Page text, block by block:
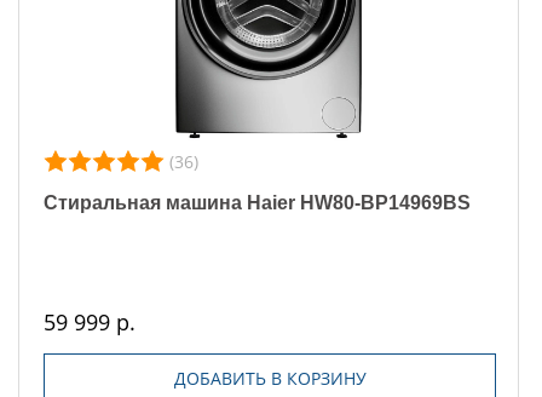
(36)
Стиральная машина Haier HW80-BP14969BS
59 999 р.
ДОБАВИТЬ В КОРЗИНУ